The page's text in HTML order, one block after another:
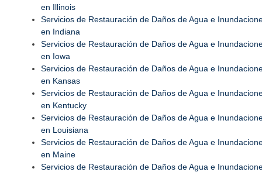
en Illinois
Servicios de Restauración de Daños de Agua e
en Indiana
Servicios de Restauración de Daños de Agua e
en Iowa
Servicios de Restauración de Daños de Agua e
en Kansas
Servicios de Restauración de Daños de Agua e
en Kentucky
Servicios de Restauración de Daños de Agua e
en Louisiana
Servicios de Restauración de Daños de Agua e
en Maine
Servicios de Restauración de Daños de Agua e